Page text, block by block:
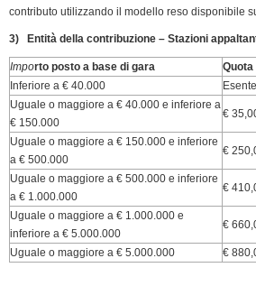
contributo utilizzando il modello reso disponibile
3) Entità della contribuzione – Stazioni
Importo posto a base di gara
Inferiore a € 40.000
Esente
Uguale o maggiore a € 40.000 e inferiore a
€ 150.000
€
Uguale o maggiore a € 150.000 e inferiore
a € 500.000
€
Uguale o maggiore a € 500.000 e inferiore
a € 1.000.000
€
Uguale o maggiore a € 1.000.000 e
inferiore a € 5.000.000
€
Uguale o maggiore a € 5.000.000 €